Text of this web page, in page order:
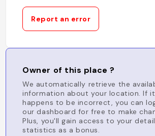
Report an error
Owner of this place ?
We automatically retrieve the
information about your location. If it
happens to be incorrect, you can
our dashboard for free to make
Plus, you'll gain access to your
statistics as a bonus.